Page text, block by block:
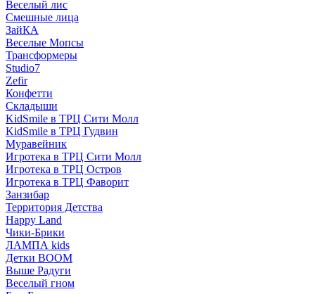
Веселый лис
Смешные лица
ЗайКА
Веселые Мопсы
Трансформеры
Studio7
Zefir
Конфетти
Складыши
KidSmile в ТРЦ Сити Молл
KidSmile в ТРЦ Гудвин
Муравейник
Игротека в ТРЦ Сити Молл
Игротека в ТРЦ Остров
Игротека в ТРЦ Фаворит
Занзибар
Территория Детства
Happy Land
Чики-Брики
ЛАМПА kids
Детки BOOM
Выше Радуги
Веселый гном